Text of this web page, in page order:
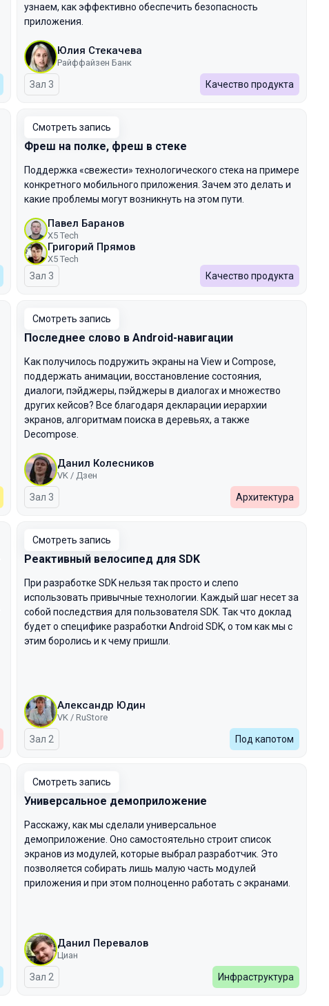
узнаем, как эффективно обеспечить безопасность
приложения.
Юлия Стекачева
Райффайзен Банк
Зал 3 Качество продукта
Смотреть запись
Фреш на полке, фреш в стеке
Поддержка «свежести» технологического стека на примере
конкретного мобильного приложения. Зачем это делать и
какие проблемы могут возникнуть на этом пути.
Павел Баранов
X5 Tech
Григорий Прямов
X5 Tech
Зал 3 Качество продукта
Смотреть запись
Последнее слово в Android-навигации
Как получилось подружить экраны на View и Compose,
поддержать анимации, восстановление состояния,
диалоги, пэйджеры, пэйджеры в диалогах и множество
других кейсов? Все благодаря декларации иерархии
экранов, алгоритмам поиска в деревьях, а также
Decompose.
Данил Колесников
VK / Дзен
Зал 3 Архитектура
Смотреть запись
Реактивный велосипед для SDK
При разработке SDK нельзя так просто и слепо
использовать привычные технологии. Каждый шаг несет за
собой последствия для пользователя SDK. Так что доклад
будет о специфике разработки Android SDK, о том как мы с
этим боролись и к чему пришли.
Александр Юдин
VK / RuStore
Зал 2 Под капотом
Смотреть запись
Универсальное демоприложение
Расскажу, как мы сделали универсальное
демоприложение. Оно самостоятельно строит список
экранов из модулей, которые выбрал разработчик. Это
позволяется собирать лишь малую часть модулей
приложения и при этом полноценно работать с экранами.
Данил Перевалов
Циан
Зал 2 Инфраструктура